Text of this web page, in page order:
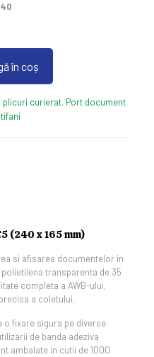
în coș
plicuri curierat, Port document
(240 x 165 mm)
si afisarea documentelor in
transparenta de 35
completa a AWB-ului,
a coletului.
fixare sigura pe diverse
de banda adeziva
ambalate in cutii de 1000